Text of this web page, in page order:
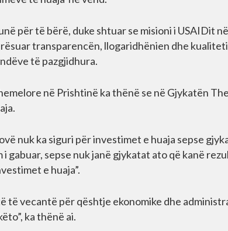
për të bërë, duke shtuar se misioni i USAIDit
transparencën, llogaridhënien dhe
të pazgjidhura.
në Prishtinë ka thënë se në Gjykatën
nuk ka siguri për investimet e huaja sepse
gabuar, sepse nuk janë gjykatat ato që kanë
e huaja”.
të vecantë për qështje ekonomike dhe
ka thënë ai.